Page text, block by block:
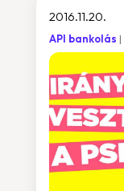
2016.11.20.
API bankolás